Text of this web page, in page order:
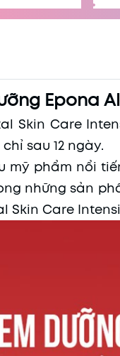
Epona
Skin Care
sau 12 ngày.
mỹ phẩm nổi
những sản
Skin Care